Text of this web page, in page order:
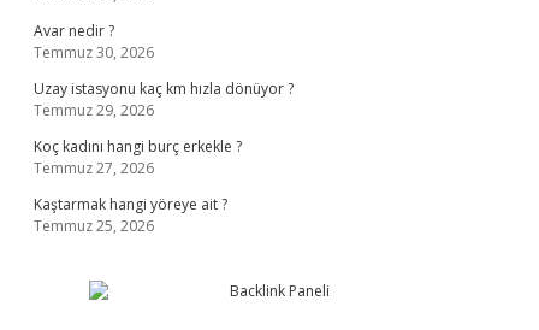
Avar nedir ?
Temmuz 30, 2026
Uzay istasyonu kaç km hızla dönüyor ?
Temmuz 29, 2026
Koç kadını hangi burç erkekle ?
Temmuz 27, 2026
Kaştarmak hangi yöreye ait ?
Temmuz 25, 2026